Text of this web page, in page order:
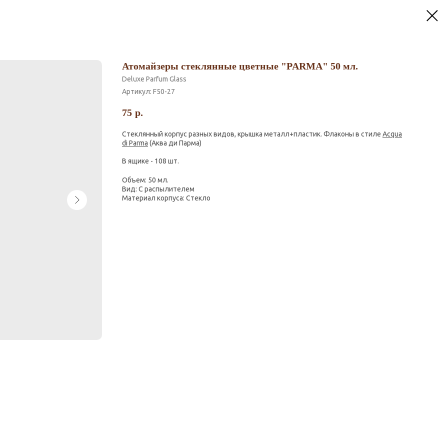
Атомайзеры стеклянные цветные "PARMA" 50 мл.
Deluxe Parfum Glass
Артикул: F50-27
75 р.
Стеклянный корпус разных видов, крышка металл+пластик. Флаконы в стиле Acqua
di Parma (Аква ди Парма)
В ящике - 108 шт.
Объем: 50 мл.
Вид: С распылителем
Материал корпуса: Стекло